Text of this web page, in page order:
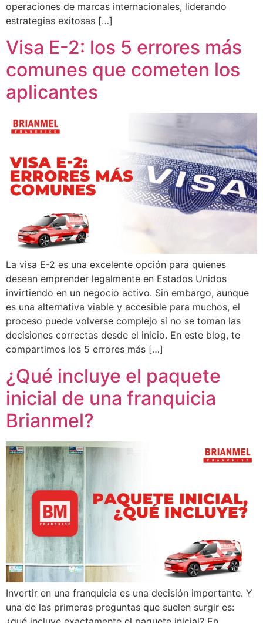
operaciones de marcas internacionales, liderando
estrategias exitosas […]
Visa E-2: los 5 errores más
comunes que cometen los
aplicantes
La visa E-2 es una excelente opción para quienes
desean emprender legalmente en Estados Unidos
invirtiendo en un negocio activo. Sin embargo, aunque
es una alternativa viable y accesible para muchos, el
proceso puede volverse complejo si no se toman las
decisiones correctas desde el inicio. En este blog, te
compartimos los 5 errores más […]
¿Qué incluye el paquete
inicial de una franquicia
Brianmel?
Invertir en una franquicia es una decisión importante. Y
una de las primeras preguntas que suelen surgir es: